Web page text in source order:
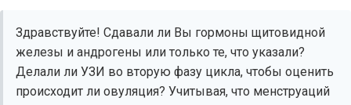
Здравствуйте! Сдавали ли Вы гормоны щитовидной
железы и андрогены или только те, что указали?
Делали ли УЗИ во вторую фазу цикла, чтобы оценить
происходит ли овуляция? Учитывая, что менструаций